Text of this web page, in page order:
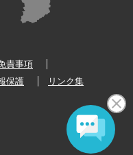
責事項
保護 リンク集